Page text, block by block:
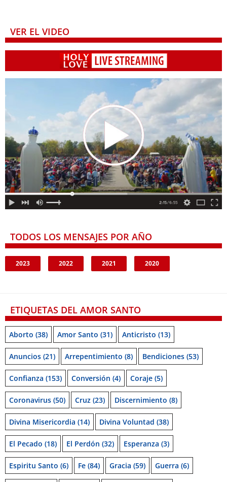
VER EL VIDEO
TODOS LOS MENSAJES POR AÑO
2023 2022 2021 2020
ETIQUETAS DEL AMOR SANTO
Aborto (38) Amor Santo (31) Anticristo (13)
Anuncios (21) Arrepentimiento (8) Bendiciones (53)
Confianza (153) Conversión (4) Coraje (5)
Coronavirus (50) Cruz (23) Discernimiento (8)
Divina Misericordia (14) Divina Voluntad (38)
El Pecado (18) El Perdón (32) Esperanza (3)
Espiritu Santo (6) Fe (84) Gracia (59) Guerra (6)